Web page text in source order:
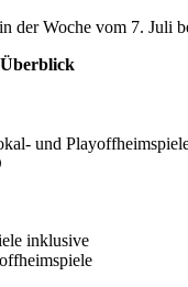
Woche vom 7. Juli
Überblick
und
inklusive